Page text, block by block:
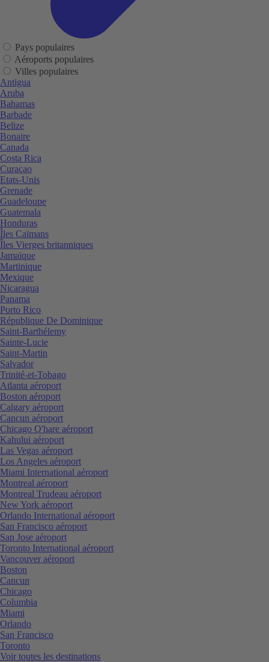
Pays populaires
Aéroports populaires
Villes populaires
Antigua
Aruba
Bahamas
Barbade
Belize
Bonaire
Canada
Costa Rica
Curaçao
Etats-Unis
Grenade
Guadeloupe
Guatemala
Honduras
Îles Caïmans
Îles Vierges britanniques
Jamaïque
Martinique
Mexique
Nicaragua
Panama
Porto Rico
République De Dominique
Saint-Barthélemy
Sainte-Lucie
Saint-Martin
Salvador
Trinité-et-Tobago
Atlanta aéroport
Boston aéroport
Calgary aéroport
Cancun aéroport
Chicago O'hare aéroport
Kahului aéroport
Las Vegas aéroport
Los Angeles aéroport
Miami International aéroport
Montreal aéroport
Montreal Trudeau aéroport
New York aéroport
Orlando International aéroport
San Francisco aéroport
San Jose aéroport
Toronto International aéroport
Vancouver aéroport
Boston
Cancun
Chicago
Columbia
Miami
Orlando
San Francisco
Toronto
Voir toutes les destinations